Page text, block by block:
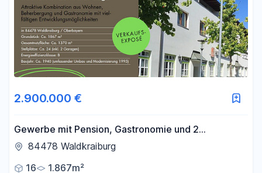
2.900.000 €
Gewerbe mit Pension, Gastronomie und 2
Wohnungen in zentraler Lage – vielseitig nutzbar,
84478 Waldkraiburg
16
1.867m²